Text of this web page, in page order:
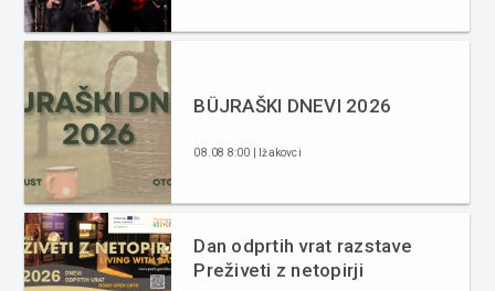
BÜJRAŠKI DNEVI 2026
08.08 8:00 | Ižakovci
Dan odprtih vrat razstave
Preživeti z netopirji